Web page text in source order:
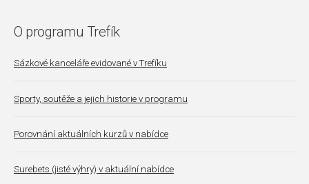
O programu Trefík
Sázkové kanceláře evidované v Trefíku
Sporty, soutěže a jejich historie v programu
Porovnání aktuálních kurzů v nabídce
Surebets (jisté výhry) v aktuální nabídce